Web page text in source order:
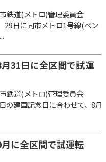
鉄道(メトロ)管理委員会
29日に同市メトロ1号線(ベン
31日に全区間で試運
鉄道(メトロ)管理委員会
の建国記念日に合わせて、8月
に全区間で試運転